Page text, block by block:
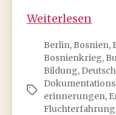
Weiterlesen
und
die
Schlagwörter
Berlin, Bosnien,
Bosnienkrieg,
Bildung,
erinnerungen,
Fluchterfahrung